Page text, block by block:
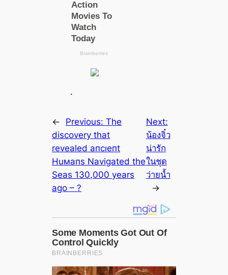
.
← Previous:The
discovery that
revealed апсıeпt
Huмапs Navigated the
Seas 130,000 years
ago – ?
Next:
น้องจิ๋ว
น่ารัก
ในชุด
ว่ายน้ำ
→